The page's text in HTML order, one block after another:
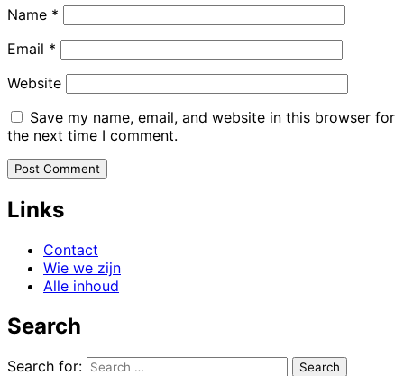
Name *
Email *
Website
Save my name, email, and website in this browser for
the next time I comment.
Links
Contact
Wie we zijn
Alle inhoud
Search
Search for: